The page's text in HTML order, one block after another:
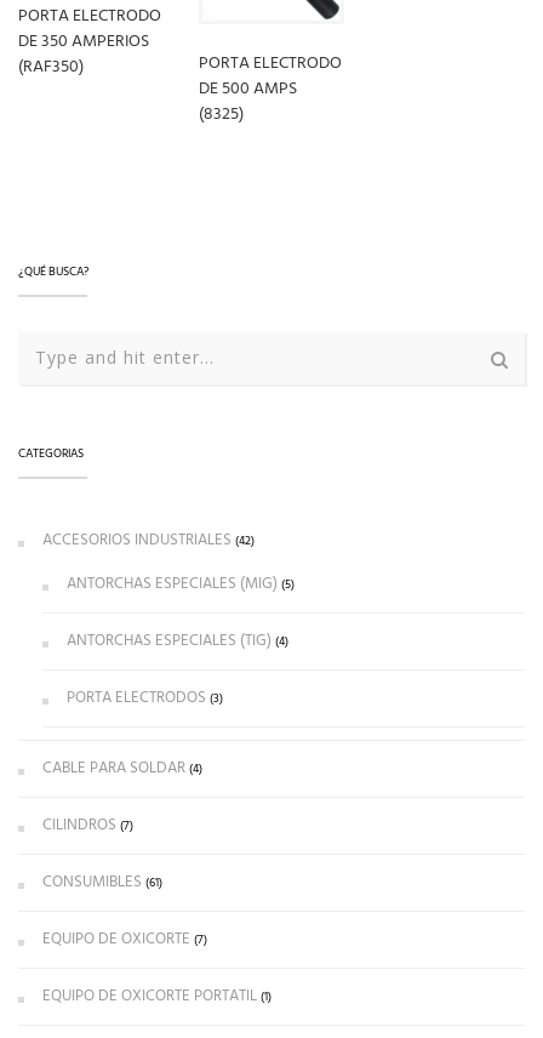
PORTA ELECTRODO
DE 350 AMPERIOS
(RAF350)
PORTA ELECTRODO
DE 500 AMPS
(8325)
¿QUÉ BUSCA?
CATEGORIAS
ACCESORIOS INDUSTRIALES (42)
ANTORCHAS ESPECIALES (MIG) (5)
ANTORCHAS ESPECIALES (TIG) (4)
PORTA ELECTRODOS (3)
CABLE PARA SOLDAR(4)
CILINDROS (7)
CONSUMIBLES (61)
EQUIPO DE OXICORTE (7)
EQUIPO DE OXICORTE PORTATIL(1)